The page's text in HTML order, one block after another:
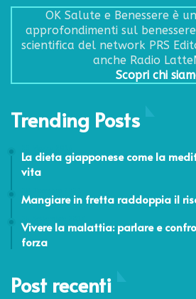
OK Salute e Benessere è
approfondimenti sul
scientifica del network PRS
anche Radio
Scopri chi
Trending Posts
La dieta giapponese come la
vita
Mangiare in fretta raddoppia il
Vivere la malattia: parlare e
forza
Post recenti